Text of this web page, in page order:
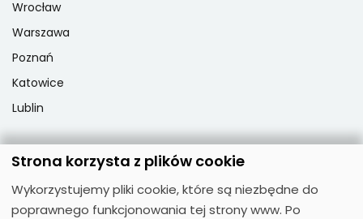
Wrocław
Warszawa
Poznań
Katowice
Lublin
Popularne przedmioty
Język angielski
Strona korzysta z plików cookie
Wykorzystujemy pliki cookie, które są niezbędne do
poprawnego funkcjonowania tej strony www. Po